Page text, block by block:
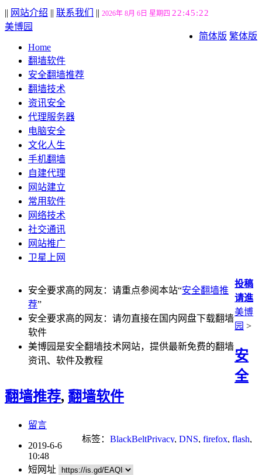
|| 网站介绍 || 联系我们 || 2026年 8月 6日 星期四 22:45:23
简体版 繁体版
美博园
Home
翻墙软件
安全翻墙推荐
翻墙技术
资讯安全
代理服务器
电脑安全
文化人生
手机翻墙
自建代理
网站建立
常用软件
网络技术
社交通讯
网站推广
卫星上网
安全要求高的网友：请重点参阅本站“安全翻墙推
荐”
安全要求高的网友：请勿直接在国内网盘下载翻墙
软件
美博园是安全翻墙技术网站，提供最新免费的翻墙
资讯、软件及教程
投稿
请進
美博
园 >
安
全
翻墙推荐, 翻墙软件
留言
标签： BlackBeltPrivacy, DNS, firefox, flash,
2019-6-6
10:48
短网址